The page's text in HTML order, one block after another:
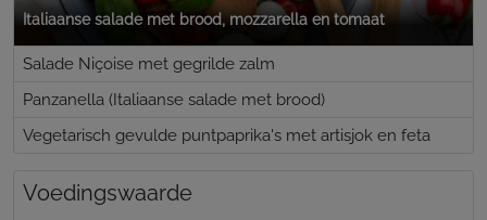
Italiaanse salade met brood, mozzarella en tomaat
Salade Niçoise met gegrilde zalm
Panzanella (Italiaanse salade met brood)
Vegetarisch gevulde puntpaprika's met artisjok en feta
Voedingswaarde